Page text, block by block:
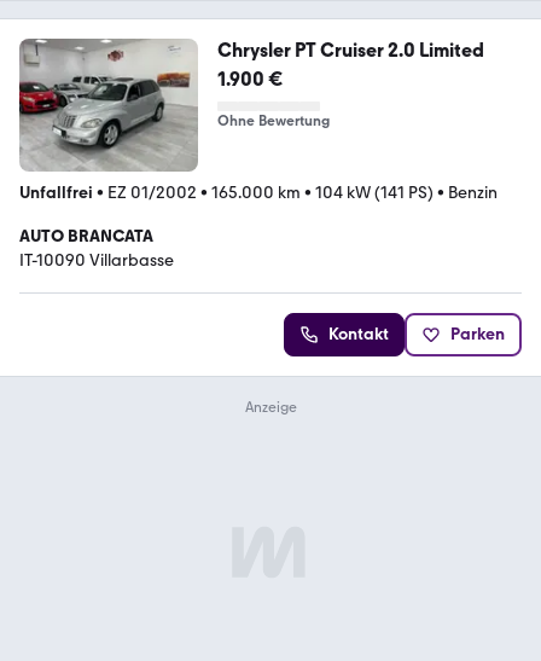
Chrysler PT Cruiser 2.0 Limited
1.900 €
Ohne Bewertung
Unfallfrei • EZ 01/2002 • 165.000 km • 104 kW (141 PS) • Benzin
AUTO BRANCATA
IT-10090 Villarbasse
Kontakt Parken